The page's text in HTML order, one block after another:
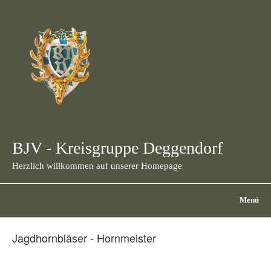
BJV - Kreisgruppe Deggendorf
Herzlich willkommen auf unserer Homepage
Menü
Jagdhornbläser - Hornmeister